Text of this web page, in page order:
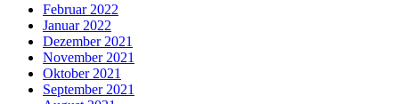
Februar 2022
Januar 2022
Dezember 2021
November 2021
Oktober 2021
September 2021